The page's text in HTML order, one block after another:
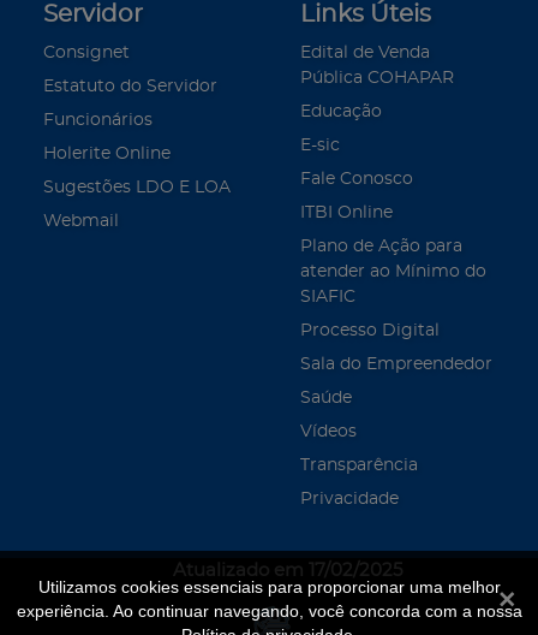
Utilizamos cookies essenciais para proporcionar uma melhor
experiência. Ao continuar navegando, você concorda com a nossa
Servidor
Consignet
Estatuto do Servidor
Funcionários
Holerite Online
Sugestões LDO E LOA
Webmail
Links Úteis
Edital de Venda
Pública COHAPAR
Educação
E-sic
Fale Conosco
ITBI Online
Plano de Ação para
atender ao Mínimo do
SIAFIC
Processo Digital
Sala do Empreendedor
Saúde
Vídeos
Transparência
Privacidade
Atualizado em 17/02/2025